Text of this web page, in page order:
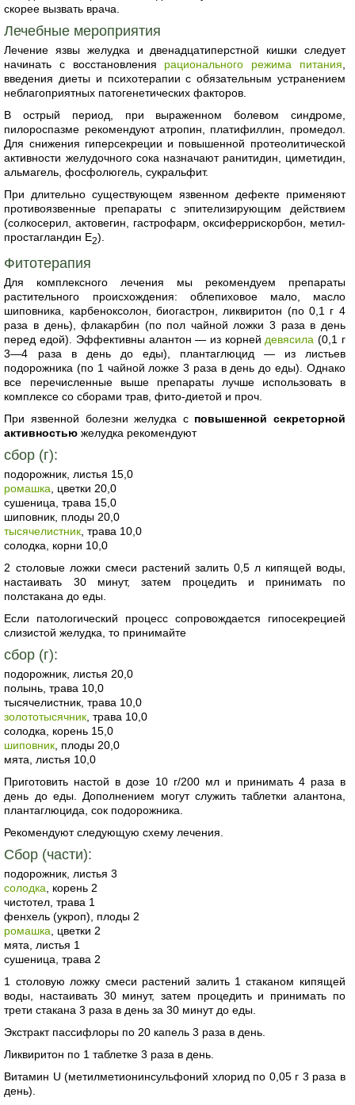
скорее вызвать врача.
Лечебные мероприятия
Лечение язвы желудка и двенадцатиперстной кишки следует
начинать с восстановления рационального режима питания
введения диеты и психотерапии с обязательным устранением
неблагоприятных патогенетических факторов.
В острый период, при выраженном болевом синдроме,
пилороспазме рекомендуют атропин, платифиллин, промедол.
Для снижения гиперсекреции и повышенной протеолитической
активности желудочного сока назначают ранитидин, циметидин,
альмагель, фосфолюгель, сукральфит.
При длительно существующем язвенном дефекте применяют
противоязвенные препараты с эпителизирующим действием
(солкосерил, актовегин, гастрофарм, оксиферрискорбон, метил-
простагландин Е2).
Фитотерапия
Для комплексного лечения мы рекомендуем препараты
растительного происхождения: облепиховое мало, масло
шиповника, карбеноксолон, биогастрон, ликвиритон (по 0,1 г 4
раза в день), флакарбин (по пол чайной ложки 3 раза в день
перед едой). Эффективны алантон — из корней девясила (0,1 г
3—4 раза в день до еды), плантаглюцид — из листьев
подорожника (по 1 чайной ложке 3 раза в день до еды). Однако
все перечисленные выше препараты лучше использовать в
комплексе со сборами трав, фито-диетой и проч.
При язвенной болезни желудка с повышенной секреторной
активностью желудка рекомендуют
сбор (г):
подорожник, листья 15,0
ромашка , цветки 20,0
сушеница, трава 15,0
шиповник, плоды 20,0
тысячелистник , трава 10,0
солодка, корни 10,0
2 столовые ложки смеси растений залить 0,5 л кипящей воды,
настаивать 30 минут, затем процедить и принимать по
полстакана до еды.
Если патологический процесс сопровождается гипосекрецией
слизистой желудка, то принимайте
сбор (г):
подорожник, листья 20,0
полынь, трава 10,0
тысячелистник, трава 10,0
золототысячник , трава 10,0
солодка, корень 15,0
шиповник , плоды 20,0
мята, листья 10,0
Приготовить настой в дозе 10 г/200 мл и принимать 4 раза в
день до еды. Дополнением могут служить таблетки алантона,
плантаглюцида, сок подорожника.
Рекомендуют следующую схему лечения.
Сбор (части):
подорожник, листья 3
солодка , корень 2
чистотел, трава 1
фенхель (укроп), плоды 2
ромашка , цветки 2
мята, листья 1
сушеница, трава 2
1 столовую ложку смеси растений залить 1 стаканом кипящей
воды, настаивать 30 минут, затем процедить и принимать по
трети стакана 3 раза в день за 30 минут до еды.
Экстракт пассифлоры по 20 капель 3 раза в день.
Ликвиритон по 1 таблетке 3 раза в день.
Витамин U (метилметионинсульфоний хлорид по 0,05 г 3 раза в
день).